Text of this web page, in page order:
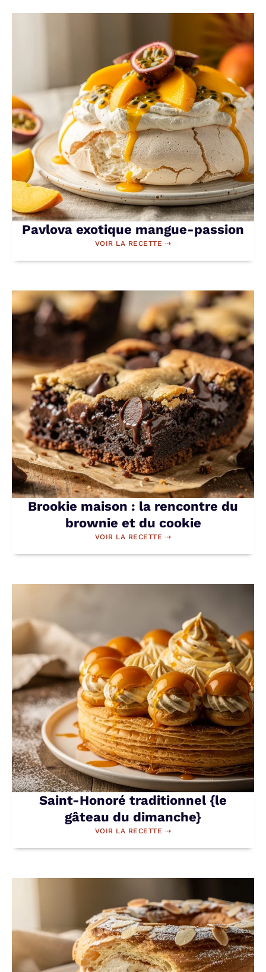
Pavlova exotique mangue-passion
VOIR LA RECETTE ⇢
Brookie maison : la rencontre du
brownie et du cookie
VOIR LA RECETTE ⇢
Saint-Honoré traditionnel {le
gâteau du dimanche}
VOIR LA RECETTE ⇢